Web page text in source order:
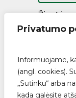
Privatumo
Informuojame,
(angl. cookies).
„Sutinku“ arba
kada galėsite
Žinutė